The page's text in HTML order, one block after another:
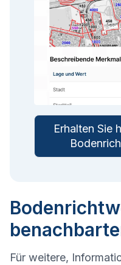
Erhalten Sie
Für weitere,